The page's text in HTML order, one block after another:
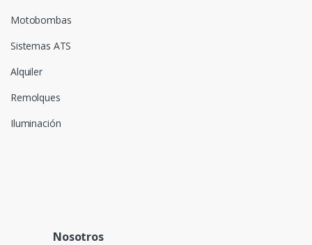
Motobombas
Sistemas ATS
Alquiler
Remolques
Iluminación
Nosotros